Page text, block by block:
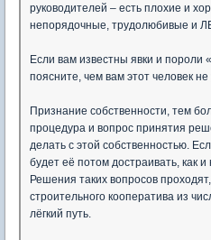
руководителей – есть плохие и
непорядочные, трудолюбивые и
Если вам известны явки и пороли
поясните, чем вам этот человек не
Признание собственности, тем
процедура и вопрос принятия
делать с этой собственностью.
будет её потом достраивать, как и
Решения таких вопросов
строительного кооператива из
лёгкий путь.